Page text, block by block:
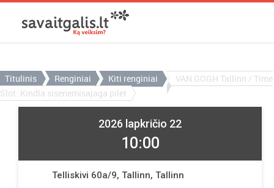
Titulinis Renginiai Kiti renginiai
VAN GOGH Tallinn / Time
Slot: Kindla sisenemisajaga pilet
2026 lapkričio 22
10:00
Telliskivi 60a/9, Tallinn, Tallinn